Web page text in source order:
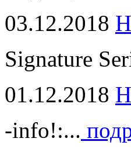
03.12.2018
Signature
01.12.2018
-info!:...